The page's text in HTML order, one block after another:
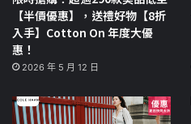
【半價優惠】，送禮好物【8折
入手】Cotton On 年度大優
惠！
2026 年 5 月 12 日